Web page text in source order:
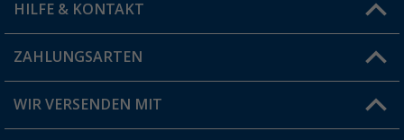
Vorteilskarte
Blog
Jobs & Karriere
HILFE & KONTAKT
FAQ & Kontakt
Versandinformationen
ZAHLUNGSARTEN
WIR VERSENDEN MIT